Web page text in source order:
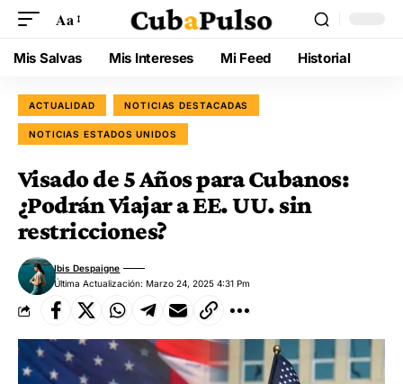
Aa
Mis Salvas Mis Intereses Mi Feed Historial
ACTUALIDAD NOTICIAS DESTACADAS
NOTICIAS ESTADOS UNIDOS
Visado de 5 Años para Cubanos:
¿Podrán Viajar a EE. UU. sin
restricciones?
Última Actualización: Marzo 24, 2025 4:31 Pm
Ibis Despaigne